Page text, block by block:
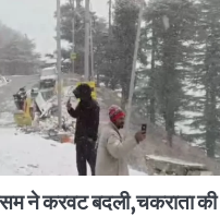
ने करवट बदली,चकराता की